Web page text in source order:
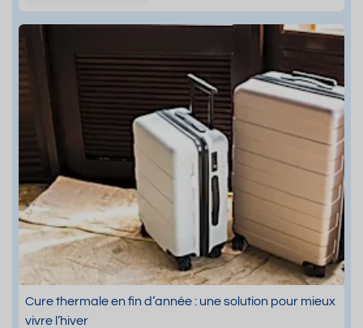
Cure thermale en fin d’année : une solution pour mieux
vivre l’hiver